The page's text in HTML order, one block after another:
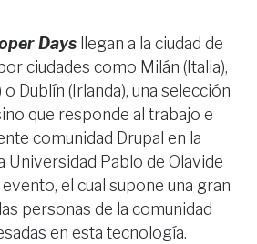
Days llegan a la ciudad de
ciudades como Milán (Italia),
Dublín (Irlanda), una selección
que responde al trabajo e
comunidad Drupal en la
Universidad Pablo de Olavide
el cual supone una gran
personas de la comunidad
en esta tecnología.